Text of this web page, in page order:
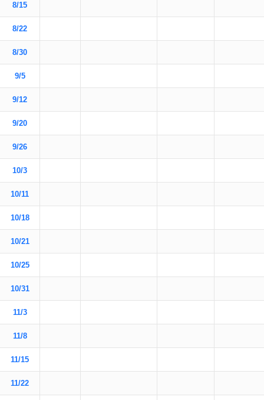
8/15
8/22
8/30
9/5
9/12
9/20
9/26
10/3
10/11
10/18
10/21
10/25
10/31
11/3
11/8
11/15
11/22